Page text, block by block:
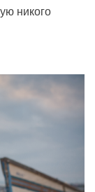
никого